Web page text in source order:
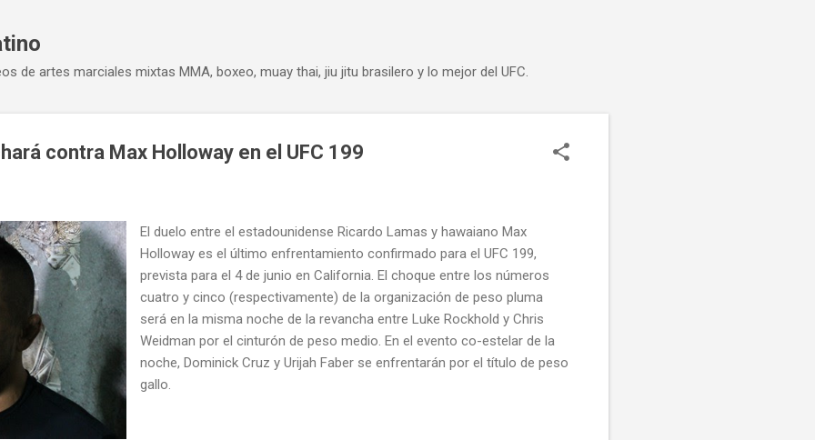
de artes marciales mixtas MMA, boxeo, muay thai, jiu jitu brasilero y lo mejor del UFC.
contra Max Holloway en el UFC 199
El duelo entre el estadounidense Ricardo Lamas y hawaiano Max
Holloway es el último enfrentamiento confirmado para el UFC 199,
prevista para el 4 de junio en California. El choque entre los números
cuatro y cinco (respectivamente) de la organización de peso pluma
será en la misma noche de la revancha entre Luke Rockhold y Chris
Weidman por el cinturón de peso medio. En el evento co-estelar de la
noche, Dominick Cruz y Urijah Faber se enfrentarán por el título de peso
gallo.